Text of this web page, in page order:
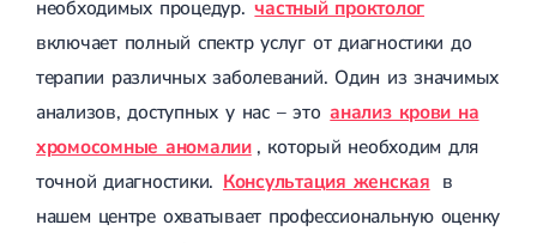
необходимых процедур. частный проктолог
включает полный спектр услуг от диагностики до
терапии различных заболеваний. Один из значимых
анализов, доступных у нас – это анализ крови на
хромосомные аномалии , который необходим для
точной диагностики. Консультация женская в
нашем центре охватывает профессиональную оценку